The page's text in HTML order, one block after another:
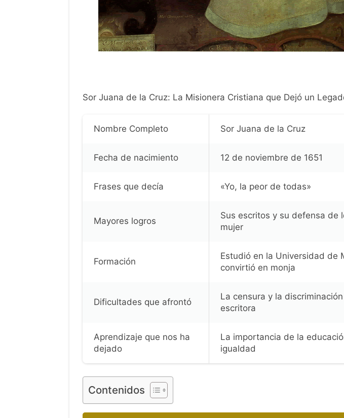
Sor Juana de la Cruz: La Misionera Cristiana que Dejó un
Nombre Completo Sor Juana de la Cruz
Fecha de nacimiento 12 de noviembre de 1651
Frases que decía «Yo, la peor de todas»
Mayores logros
Sus escritos y su defensa de
mujer
Formación
Estudió en la Universidad de
convirtió en monja
Dificultades que afrontó
La censura y la
escritora
Aprendizaje que nos ha
dejado
La importancia de la
igualdad
Contenidos